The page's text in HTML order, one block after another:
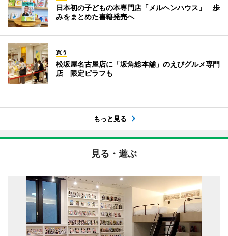
日本初の子どもの本専門店「メルヘンハウス」 歩
みをまとめた書籍発売へ
買う
松坂屋名古屋店に「坂角総本舖」のえびグルメ専門
店 限定ピラフも
もっと見る
見る・遊ぶ